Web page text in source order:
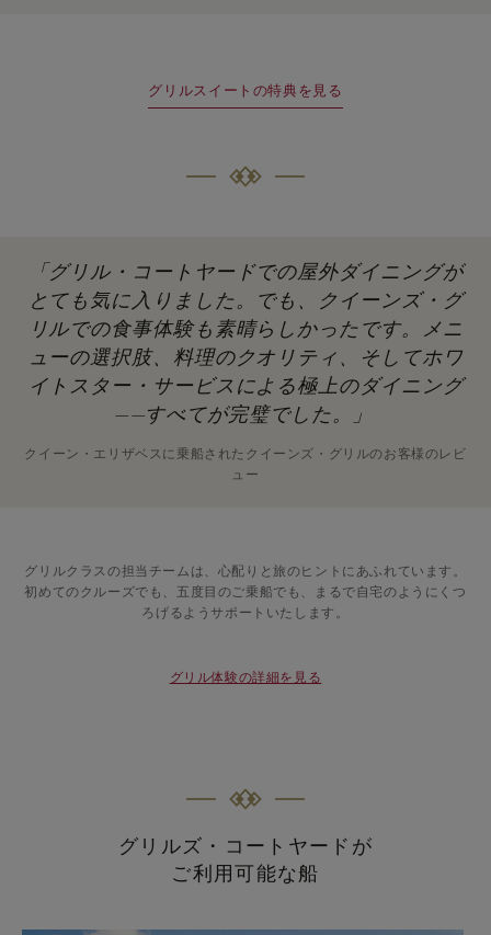
グリルスイートの特典を見る
「グリル・コートヤードでの屋外ダイニングが
とても気に入りました。でも、クイーンズ・グ
リルでの食事体験も素晴らしかったです。メニ
ューの選択肢、料理のクオリティ、そしてホワ
イトスター・サービスによる極上のダイニング
——すべてが完璧でした。」
クイーン・エリザベスに乗船されたクイーンズ・グリルのお客様のレビ
ュー
グリルクラスの担当チームは、心配りと旅のヒントにあふれています。
初めてのクルーズでも、五度目のご乗船でも、まるで自宅のようにくつ
ろげるようサポートいたします。
グリル体験の詳細を見る
グリルズ・コートヤードが
ご利用可能な船